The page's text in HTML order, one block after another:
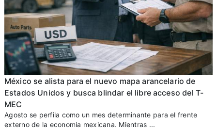
México se alista para el nuevo mapa arancelario de
Estados Unidos y busca blindar el libre acceso del T-
MEC
Agosto se perfila como un mes determinante para el frente
externo de la economía mexicana. Mientras ...